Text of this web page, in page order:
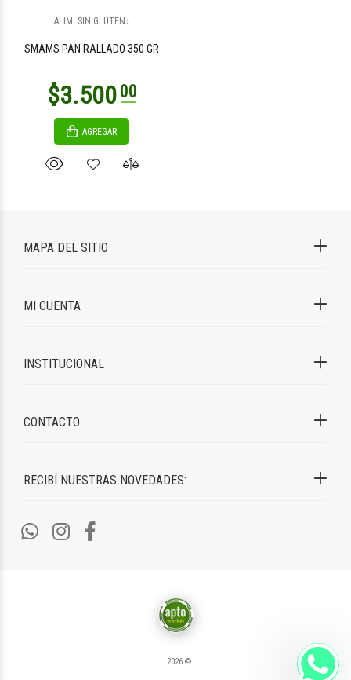
ALIM. SIN GLUTEN↓
SMAMS PAN RALLADO 350 GR
AGREGAR
RECIBÍ NUESTRAS NOVEDADES:
MAPA DEL SITIO
MI CUENTA
INSTITUCIONAL
CONTACTO
2026 ©